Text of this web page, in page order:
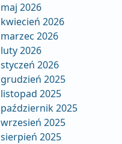
maj 2026
kwiecień 2026
marzec 2026
luty 2026
styczeń 2026
grudzień 2025
listopad 2025
październik 2025
wrzesień 2025
sierpień 2025